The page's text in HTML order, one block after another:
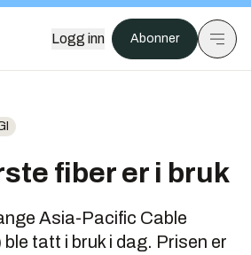
Logg inn Abonner
fiber er i bruk
Asia-Pacific Cable
tatt i bruk i dag. Prisen er